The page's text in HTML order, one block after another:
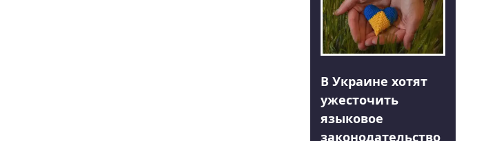
В Украине хотят
ужесточить
языковое
законодательство